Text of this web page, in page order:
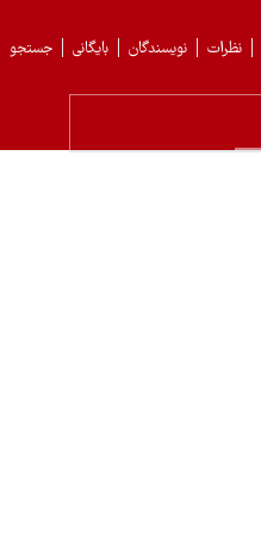
جستجو بایگانی نویسندگان نظرات